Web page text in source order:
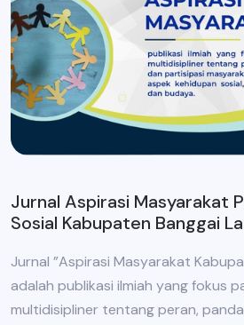
Jurnal Aspirasi Masyarakat
Sosial Kabupaten Banggai
Jurnal ”Aspirasi Masyarakat
adalah publikasi ilmiah yang fokus
multidisipliner tentang peran,